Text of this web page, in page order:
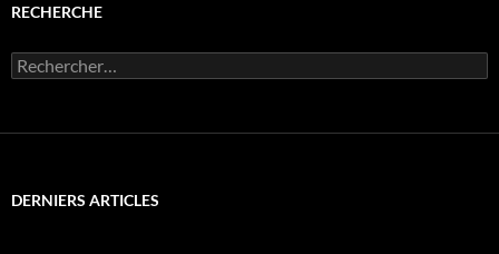
RECHERCHE
Rechercher :
DERNIERS ARTICLES